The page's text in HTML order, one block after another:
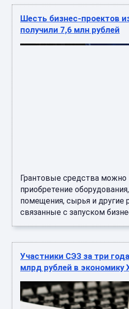
Шесть бизнес-проектов
получили 7,6 млн рублей
Грантовые средства можно
приобретение
помещения, сырья и другие
связанные с запуском
Участники СЭЗ за три
млрд рублей в